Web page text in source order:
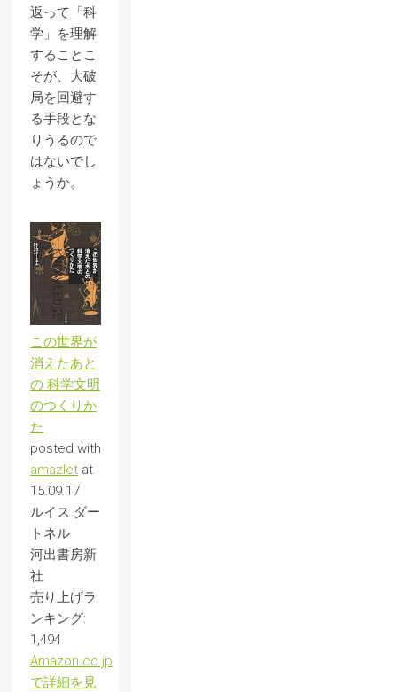
返って「科
学」を理解
することこ
そが、大破
局を回避す
る手段とな
りうるので
はないでし
ょうか。
この世界が
消えたあと
の 科学文明
のつくりか
た
posted with
amazlet at
15.09.17
ルイス ダー
トネル
河出書房新
社
売り上げラ
ンキング:
1,494
Amazon.co.jp
で詳細を見